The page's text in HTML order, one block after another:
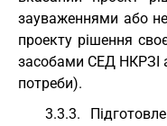
зауваженнями або
проекту рішення
засобами СЕД НКРЗІ
потреби).
3.3.3.